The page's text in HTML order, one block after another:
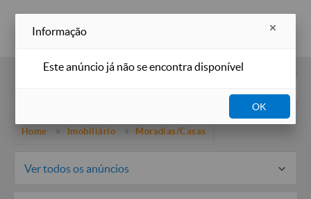
Home Imobiliário Moradias/Casas
Ver todos os anúncios
Informação
Este anúncio já não se encontra disponível
OK